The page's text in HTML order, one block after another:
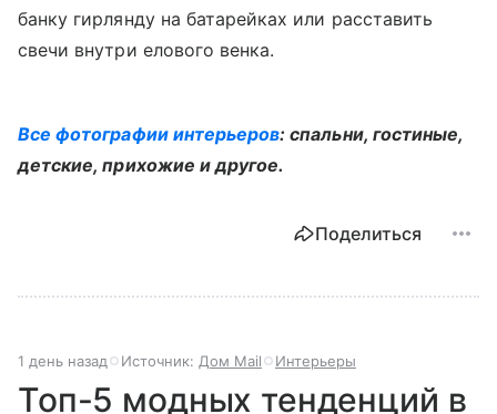
банку гирлянду на батарейках или расставить
свечи внутри елового венка.
Все фотографии интерьеров: спальни, гостиные,
детские, прихожие и другое.
Поделиться
1 день назад Источник: Дом Mail Интерьеры
Топ-5 модных тенденций в